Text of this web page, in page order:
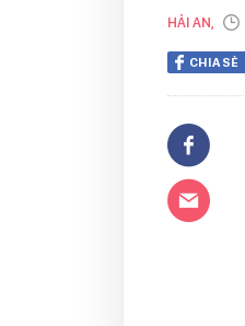
HẢI AN,
CHIA SẺ